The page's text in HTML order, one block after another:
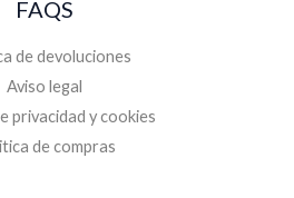
FAQS
de devoluciones
Aviso legal
privacidad y cookies
de compras